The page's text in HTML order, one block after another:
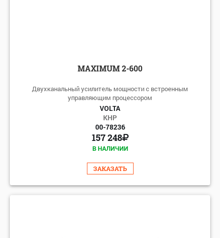
MAXIMUM 2-600
Двухканальный усилитель мощности с встроенным
управляющим процессором
VOLTA
КНР
00-78236
157 248
В НАЛИЧИИ
ЗАКАЗАТЬ